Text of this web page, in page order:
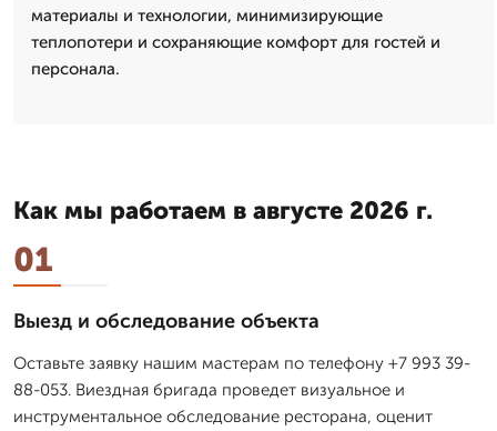
материалы и технологии, минимизирующие
теплопотери и сохраняющие комфорт для гостей и
персонала.
Как мы работаем в августе 2026 г.
01
Выезд и обследование объекта
Оставьте заявку нашим мастерам по телефону +7 993 39-
88-053. Виездная бригада проведет визуальное и
инструментальное обследование ресторана, оценит